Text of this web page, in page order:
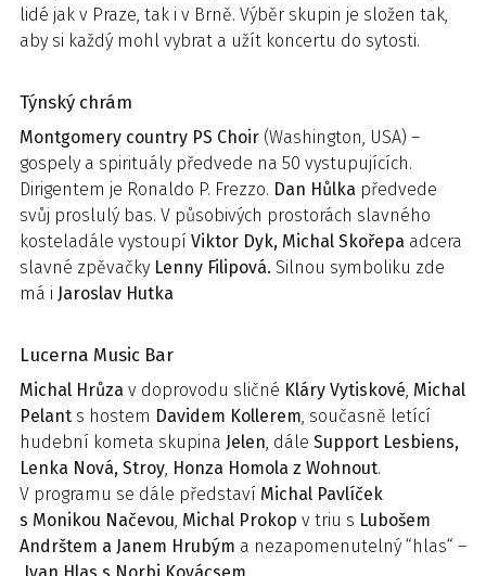
lidé jak v Praze, tak i v Brně. Výběr skupin je složen tak,
aby si každý mohl vybrat a užít koncertu do sytosti.
Týnský chrám
Montgomery country PS Choir (Washington, USA) –
gospely a spirituály předvede na 50 vystupujících.
Dirigentem je Ronaldo P. Frezzo. Dan Hůlka předvede
svůj proslulý bas. V působivých prostorách slavného
kosteladále vystoupí Viktor Dyk, Michal Skořepa adcera
slavné zpěvačky Lenny Filipová. Silnou symboliku zde
má i Jaroslav Hutka
Lucerna Music Bar
Michal Hrůza v doprovodu sličné Kláry Vytiskové Michal
Pelant s hostem Davidem Kollerem , současně letící
hudební kometa skupina Jelen , dále Support Lesbiens,
Lenka Nová, Stroy Honza Homola z Wohnout.
V programu se dále představí Michal Pavlíček
s Monikou Načevou Michal Prokop v triu s Lubošem
Andrštem a Janem Hrubým a nezapomenutelný “hlas“ –
Ivan Hlas s Norbi Kovácsem.